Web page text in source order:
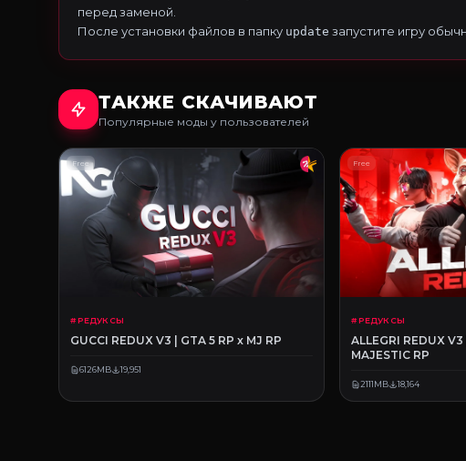
перед заменой.
После установки файлов в папку update запустите игру
ТАКЖЕ СКАЧИВАЮТ
Популярные моды у пользователей
Free
# РЕДУКСЫ
GUCCI REDUX V3 | GTA 5 RP x MJ RP
6126MB 19,951
Free
# РЕДУКСЫ
ALLEGRI REDUX
MAJESTIC RP
2111MB 18,164